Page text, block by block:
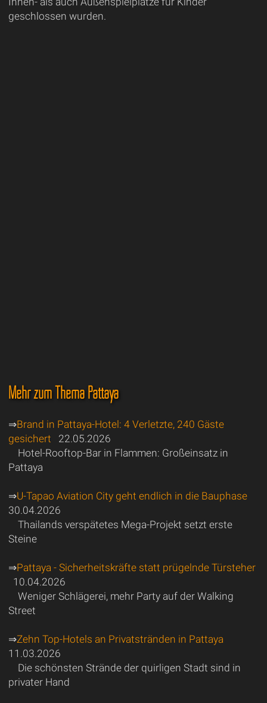
geschlossen wurden.
Mehr zum Thema Pattaya
⇒Brand in Pattaya-Hotel: 4 Verletzte, 240 Gäste
gesichert 22.05.2026
Hotel-Rooftop-Bar in Flammen: Großeinsatz in
Pattaya
⇒U-Tapao Aviation City geht endlich in die Bauphase
30.04.2026
Thailands verspätetes Mega-Projekt setzt erste
Steine
⇒Pattaya - Sicherheitskräfte statt prügelnde Türsteher
10.04.2026
Weniger Schlägerei, mehr Party auf der Walking
Street
⇒Zehn Top-Hotels an Privatstränden in Pattaya
11.03.2026
Die schönsten Strände der quirligen Stadt sind in
privater Hand